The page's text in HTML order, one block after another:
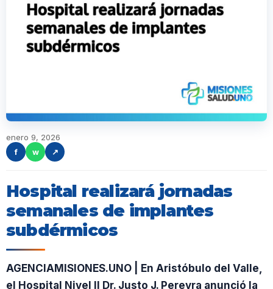
enero 9, 2026
f
w ↗
Hospital realizará jornadas
semanales de implantes
subdérmicos
AGENCIAMISIONES.UNO | En Aristóbulo del Valle,
el Hospital Nivel II Dr. Justo J. Pereyra anunció la